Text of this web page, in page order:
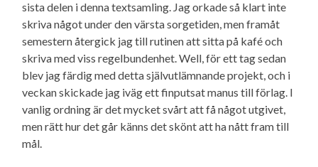
sista delen i denna textsamling. Jag orkade så klart inte
skriva något under den värsta sorgetiden, men framåt
semestern återgick jag till rutinen att sitta på kafé och
skriva med viss regelbundenhet. Well, för ett tag sedan
blev jag färdig med detta själv­utlämnande projekt, och i
veckan skickade jag iväg ett finputsat manus till förlag. I
vanlig ordning är det mycket svårt att få något utgivet,
men rätt hur det går känns det skönt att ha nått fram till
mål.